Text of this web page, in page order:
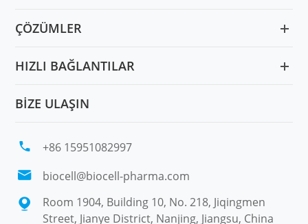
ÇÖZÜMLER
HIZLI BAĞLANTILAR
BIZE ULAŞIN
 +86 15951082997
 biocell@biocell-pharma.com

Room 1904, Building 10, No. 218, Jiqingmen
Street, Jianye District, Nanjing, Jiangsu, China